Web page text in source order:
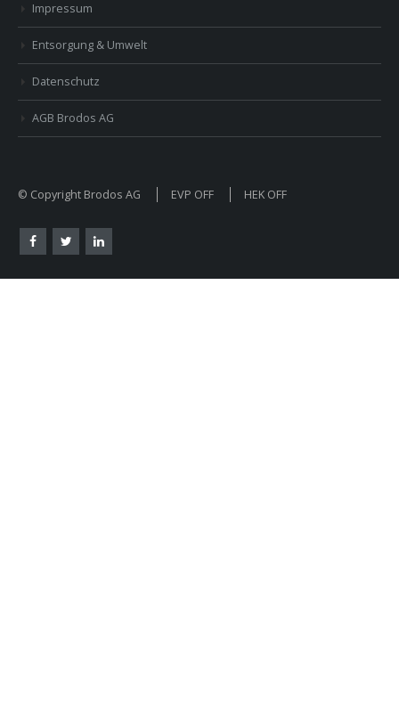
Impressum
Entsorgung & Umwelt
Datenschutz
AGB Brodos AG
© Copyright Brodos AG EVP OFF HEK OFF